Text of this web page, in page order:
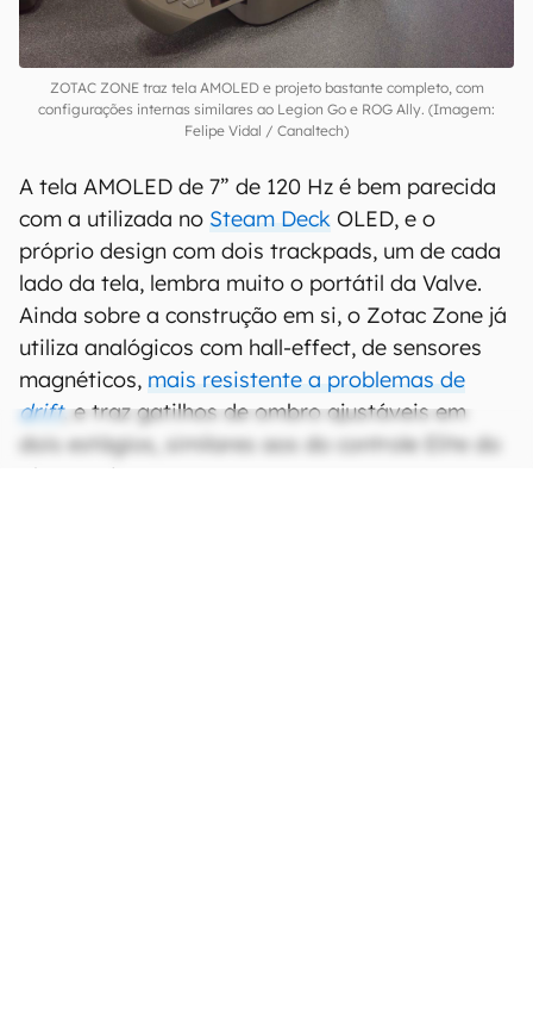
ZOTAC ZONE traz tela AMOLED e projeto bastante completo, com
configurações internas similares ao Legion Go e ROG Ally. (Imagem:
Felipe Vidal / Canaltech)
A tela AMOLED de 7” de 120 Hz é bem parecida
com a utilizada no Steam Deck OLED, e o
próprio design com dois trackpads, um de cada
lado da tela, lembra muito o portátil da Valve.
Ainda sobre a construção em si, o Zotac Zone já
utiliza analógicos com hall-effect, de sensores
magnéticos, mais resistente a problemas de
drift, e traz gatilhos de ombro ajustáveis em
dois estágios, similares aos do controle Elite do
Xbox Series.